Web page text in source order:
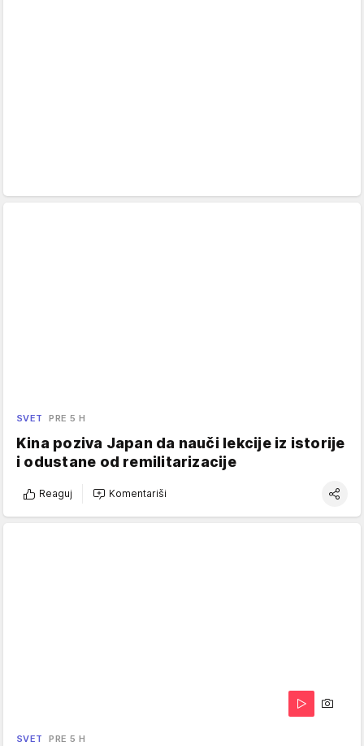
SVET PRE 5 H
Kina poziva Japan da nauči lekcije iz istorije
i odustane od remilitarizacije
Reaguj Komentariši
SVET PRE 5 H